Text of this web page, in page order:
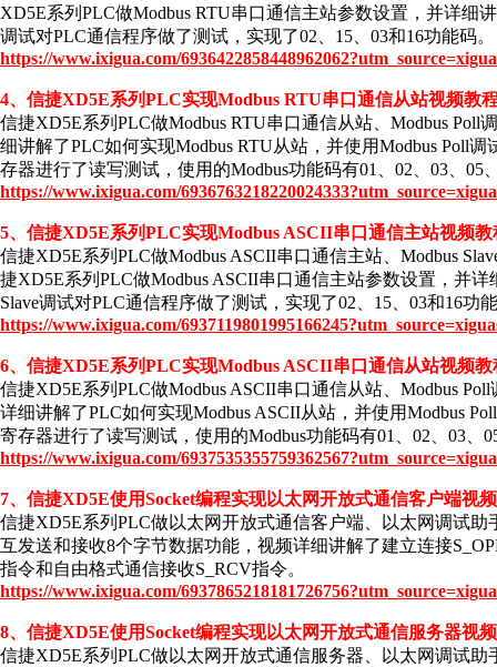
XD5E系列PLC做Modbus RTU串口通信主站参数设置，并详细
调试对PLC通信程序做了测试，实现了02、15、03和16功能码。
https://www.ixigua.com/
4、信捷XD5E系列PLC实现Modbus RTU串口通信从站视频教
信捷XD5E系列PLC做Modbus RTU串口通信从站、Modbus
细讲解了PLC如何实现Modbus RTU从站，并使用Modbus Poll
存器进行了读写测试，使用的Modbus功能码有01、02、03、05
https://www.ixigua.com/
5、信捷XD5E系列PLC实现Modbus ASCII串口通信主站视频教
信捷XD5E系列PLC做Modbus ASCII串口通信主站、Modbus
捷XD5E系列PLC做Modbus ASCII串口通信主站参数设置，并
Slave调试对PLC通信程序做了测试，实现了02、15、03和16功
https://www.ixigua.com/
6、信捷XD5E系列PLC实现Modbus ASCII串口通信从站视频教
信捷XD5E系列PLC做Modbus ASCII串口通信从站、Modbus
详细讲解了PLC如何实现Modbus ASCII从站，并使用Modbus
寄存器进行了读写测试，使用的Modbus功能码有01、02、03、
https://www.ixigua.com/
7、信捷XD5E使用Socket编程实现以太网开放式通信客户端视
信捷XD5E系列PLC做以太网开放式通信客户端、以太网调试
互发送和接收8个字节数据功能，视频详细讲解了建立连接
指令和自由格式通信接收S_RCV指令。
https://www.ixigua.com/
8、信捷XD5E使用Socket编程实现以太网开放式通信服务器视
信捷XD5E系列PLC做以太网开放式通信服务器、以太网调试